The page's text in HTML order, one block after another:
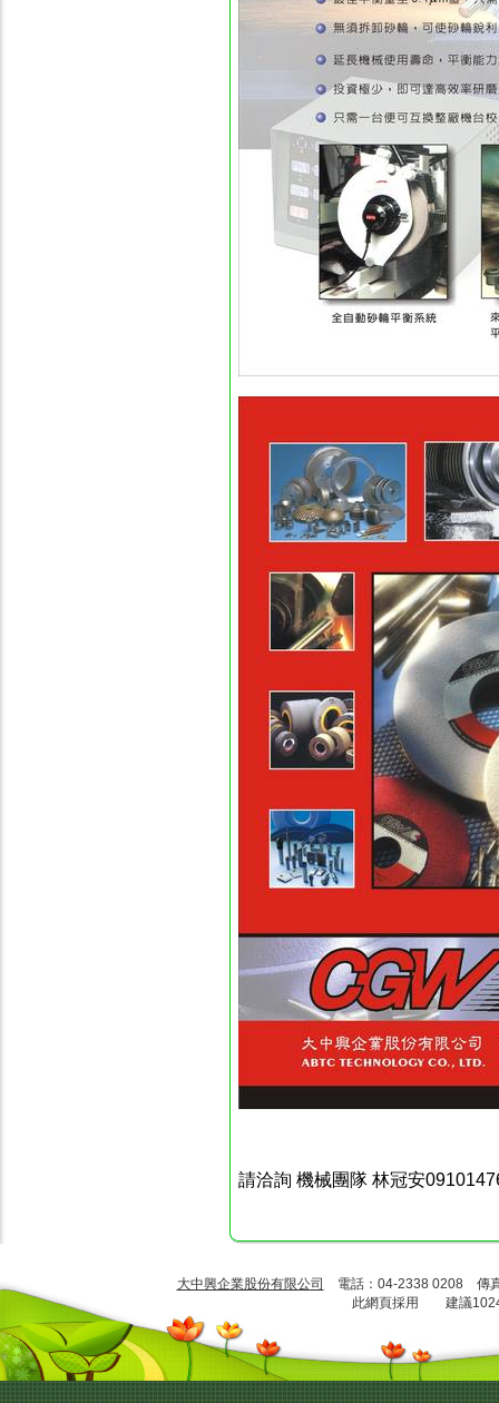
請洽詢 機械團隊 林冠安
大中興企業股份有限公司
電話：04-2338 0208 傳
此網頁採用 建議